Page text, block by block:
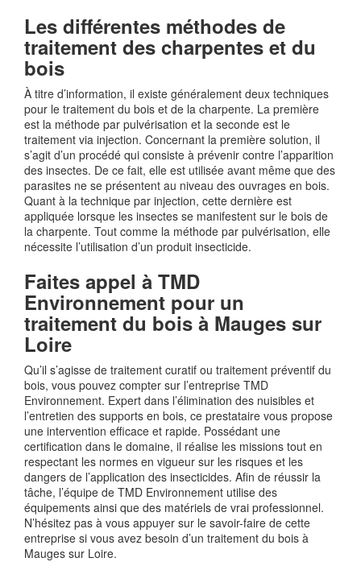
Les différentes méthodes de
traitement des charpentes et du
bois
À titre d’information, il existe généralement deux techniques
pour le traitement du bois et de la charpente. La première
est la méthode par pulvérisation et la seconde est le
traitement via injection. Concernant la première solution, il
s’agit d’un procédé qui consiste à prévenir contre l’apparition
des insectes. De ce fait, elle est utilisée avant même que des
parasites ne se présentent au niveau des ouvrages en bois.
Quant à la technique par injection, cette dernière est
appliquée lorsque les insectes se manifestent sur le bois de
la charpente. Tout comme la méthode par pulvérisation, elle
nécessite l’utilisation d’un produit insecticide.
Faites appel à TMD
Environnement pour un
traitement du bois à Mauges sur
Loire
Qu’il s’agisse de traitement curatif ou traitement préventif du
bois, vous pouvez compter sur l’entreprise TMD
Environnement. Expert dans l’élimination des nuisibles et
l’entretien des supports en bois, ce prestataire vous propose
une intervention efficace et rapide. Possédant une
certification dans le domaine, il réalise les missions tout en
respectant les normes en vigueur sur les risques et les
dangers de l’application des insecticides. Afin de réussir la
tâche, l’équipe de TMD Environnement utilise des
équipements ainsi que des matériels de vrai professionnel.
N’hésitez pas à vous appuyer sur le savoir-faire de cette
entreprise si vous avez besoin d’un traitement du bois à
Mauges sur Loire.